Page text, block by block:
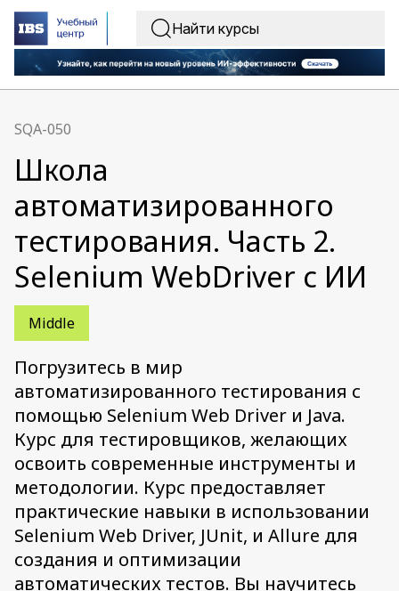
SQA-050
Школа
автоматизированного
тестирования. Часть 2.
Selenium WebDriver с ИИ
Middle
Погрузитесь в мир
автоматизированного тестирования с
помощью Selenium Web Driver и Java.
Курс для тестировщиков, желающих
освоить современные инструменты и
методологии. Курс предоставляет
практические навыки в использовании
Selenium Web Driver, JUnit, и Allure для
создания и оптимизации
автоматических тестов. Вы научитесь